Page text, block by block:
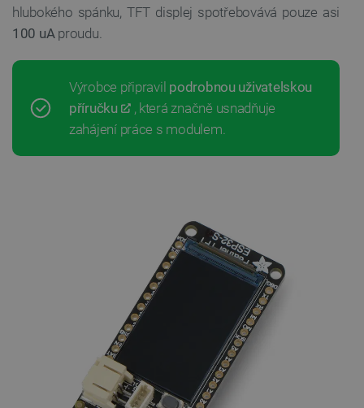
hlubokého spánku, TFT displej spotřebovává pouze asi
100 uAproudu.
Výrobce připravil podrobnou uživatelskou
příručku
, která značně usnadňuje
zahájení práce s modulem.